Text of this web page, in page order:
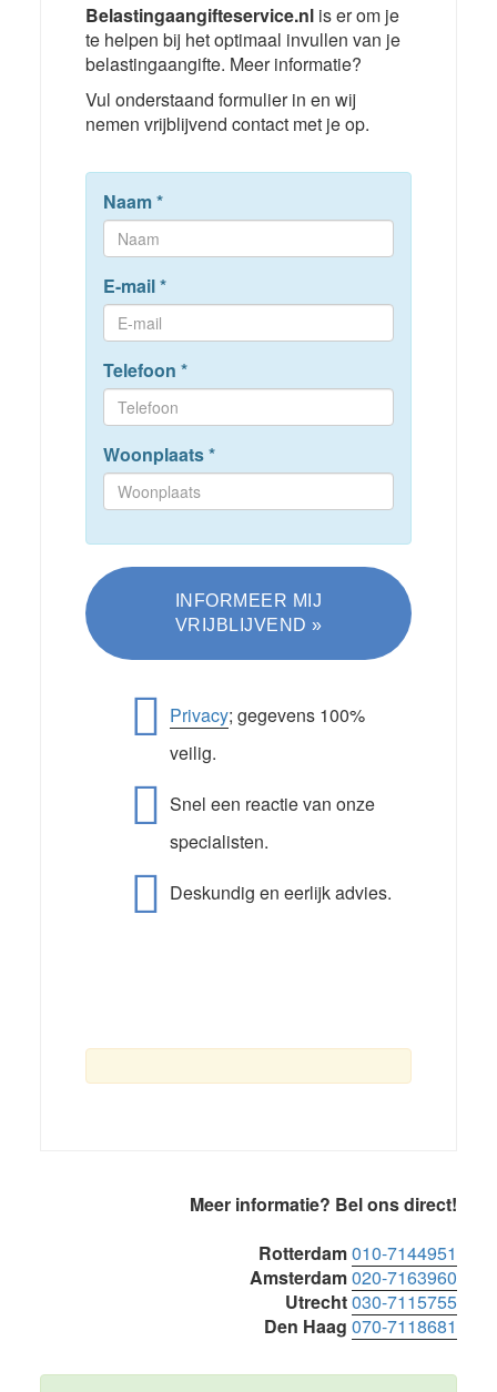
Belastingaangifteservice.nlis er om je
te helpen bij het optimaal invullen van je
belastingaangifte. Meer informatie?
Vul onderstaand formulier in en wij
nemen vrijblijvend contact met je op.
Naam*
E-mail*
Telefoon *
Woonplaats*
Privacy; gegevens 100%
veilig.
Snel een reactie van onze
specialisten.
Deskundig en eerlijk advies.
Meer informatie? Bel ons direct!
Rotterdam010-7144951
Amsterdam020-7163960
Utrecht030-7115755
Den Haag 070-7118681